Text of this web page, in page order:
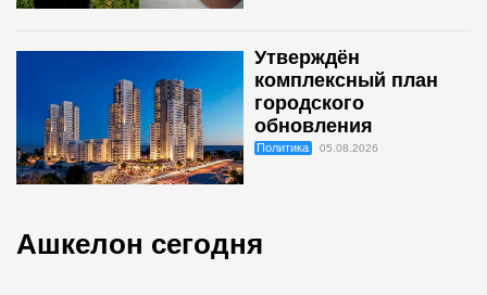
Утверждён
комплексный план
городского
обновления
Политика 05.08.2026
Ашкелон сегодня